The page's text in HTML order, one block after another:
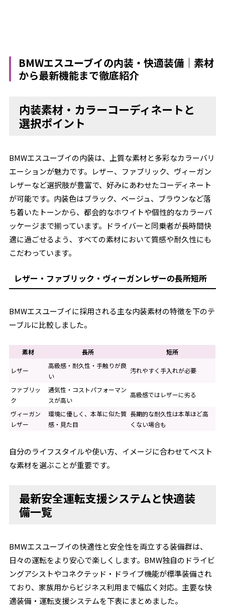
BMWエスユーブイの内装・快適装備｜素材
から最新機能まで徹底紹介
内装素材・カラーコーディネートと
選択ポイント
BMWエスユーブイの内装は、上質な素材と多彩なカラーバリ
エーションが魅力です。レザー、ファブリック、ヴィーガン
レザーなど選択肢が豊富で、好みにあわせたコーディネート
が可能です。内装色はブラック、ベージュ、ブラウンなど落
ち着いたトーンから、都会的なホワイトや個性的なカラーパ
ッケージまで揃っています。ドライバーと同乗者が長時間快
適に過ごせるよう、すべての素材において質感や耐久性にも
こだわっています。
レザー・ファブリック・ヴィーガンレザーの長所短所
BMWエスユーブイに採用される主な内装素材の特徴を下のテ
ーブルに比較しました。
素材 長所 短所
レザー
高級感・耐久性・手触りが良
い
汚れやすく手入れが必要
ファブリッ
ク
通気性・コストパフォーマン
スが高い
高級感ではレザーに劣る
ヴィーガン
レザー
環境に優しく、本革に似た質
感・見た目
長期的な耐久性は本革ほど高
くない場合も
自分のライフスタイルや使い方、イメージに合わせてベスト
な素材を選ぶことが重要です。
最新安全運転支援システムと快適装
備一覧
BMWエスユーブイの快適性と安全性を両立する装備群は、
日々の運転をより安心で楽しくします。BMW独自のドライビ
ングアシストやコネクテッド・ドライブ機能が標準装備され
ており、家族用からビジネス利用まで幅広く対応。主要な快
適装備・運転支援システムを下表にまとめました。